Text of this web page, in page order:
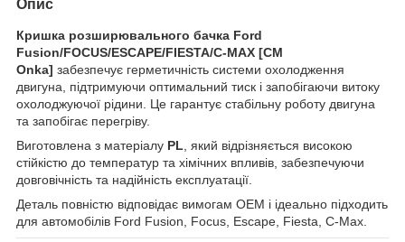
Опис
Кришка розширювального бачка Ford
Fusion/FOCUS/ESCAPE/FIESTA/C-MAX [СМ
Onka] забезпечує герметичність системи охолодження
двигуна, підтримуючи оптимальний тиск і запобігаючи витоку
охолоджуючої рідини. Це гарантує стабільну роботу двигуна
та запобігає перегріву.
Виготовлена з матеріалу PL , який відрізняється високою
стійкістю до температур та хімічних впливів, забезпечуючи
довговічність та надійність експлуатації.
Деталь повністю відповідає вимогам OEM і ідеально підходить
для автомобілів Ford Fusion, Focus, Escape, Fiesta, C-Max.